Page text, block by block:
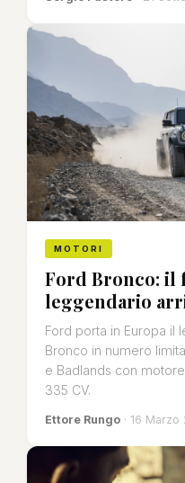
MOTORI
Ford Bronco: il
leggendario
Ford porta in Europa il
Bronco in numero
e Badlands con
335 CV.
Ettore Rungo · 16